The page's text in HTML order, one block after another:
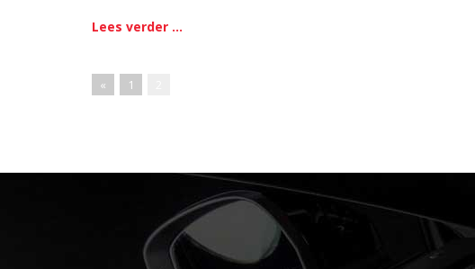
Lees verder ...
« 1